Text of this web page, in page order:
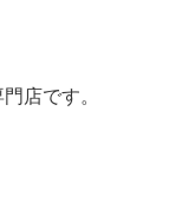
店です。